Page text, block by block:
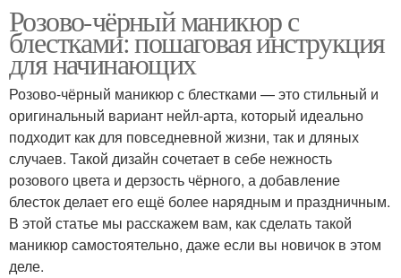
Розово-чёрный маникюр с
блестками: пошаговая инструкция
для начинающих
Розово-чёрный маникюр с блестками — это стильный и
оригинальный вариант нейл-арта, который идеально
подходит как для повседневной жизни, так и дляных
случаев. Такой дизайн сочетает в себе нежность
розового цвета и дерзость чёрного, а добавление
блесток делает его ещё более нарядным и праздничным.
В этой статье мы расскажем вам, как сделать такой
маникюр самостоятельно, даже если вы новичок в этом
деле.